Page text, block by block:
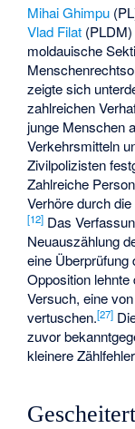
Mihai Ghimpu
Vlad Filat
moldauische
zeigte sich
zahlreichen
junge Menschen
Verkehrsmitteln
Zivilpolizisten
Zahlreiche
Verhöre durch
[12] Das
Neuauszählung
eine Überprüfung
Opposition
Versuch, eine
vertuschen.[27]
zuvor
kleinere